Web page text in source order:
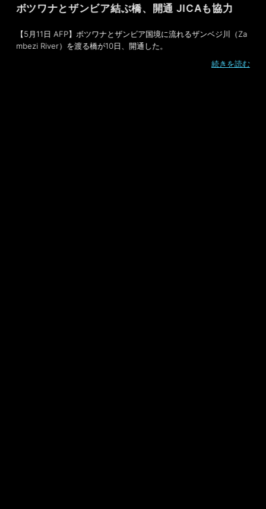
ボツワナとザンビア結ぶ橋、開通 JICAも協力
【5月11日 AFP】ボツワナとザンビア国境に流れるザンベジ川（Za
mbezi River）を渡る橋が10日、開通した。
続きを読む